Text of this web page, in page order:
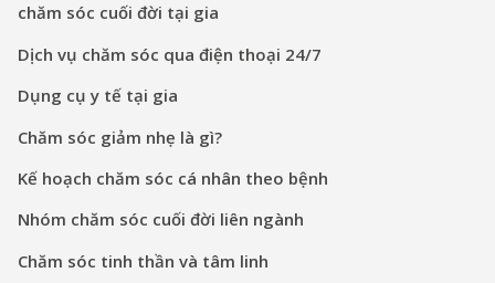
chăm sóc cuối đời tại gia
Dịch vụ chăm sóc qua điện thoại 24/7
Dụng cụ y tế tại gia
Chăm sóc giảm nhẹ là gì?
Kế hoạch chăm sóc cá nhân theo bệnh
Nhóm chăm sóc cuối đời liên ngành
Chăm sóc tinh thần và tâm linh